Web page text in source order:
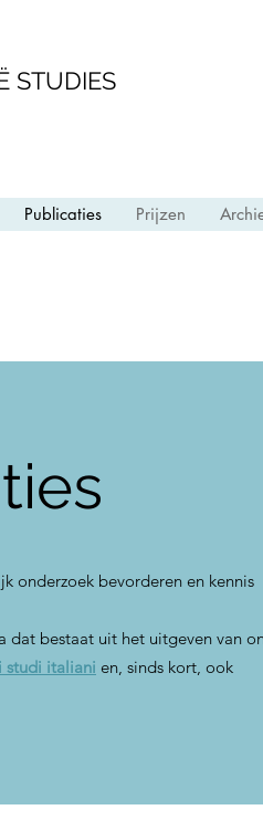
STUDIES
Publicaties Prijzen
onderzoek bevorderen en kennis
bestaat uit het uitgeven van
studi italiani en, sinds kort, ook